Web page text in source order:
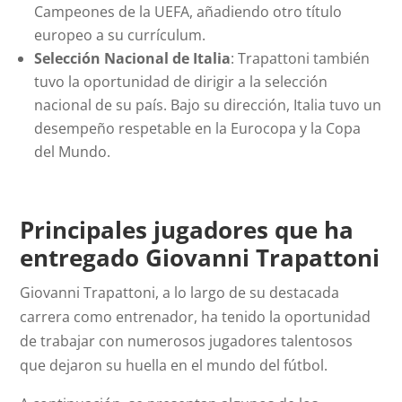
Campeones de la UEFA, añadiendo otro título
europeo a su currículum.
Selección Nacional de Italia: Trapattoni también
tuvo la oportunidad de dirigir a la selección
nacional de su país. Bajo su dirección, Italia tuvo un
desempeño respetable en la Eurocopa y la Copa
del Mundo.
Principales jugadores que ha
entregado Giovanni Trapattoni
Giovanni Trapattoni, a lo largo de su destacada
carrera como entrenador, ha tenido la oportunidad
de trabajar con numerosos jugadores talentosos
que dejaron su huella en el mundo del fútbol.